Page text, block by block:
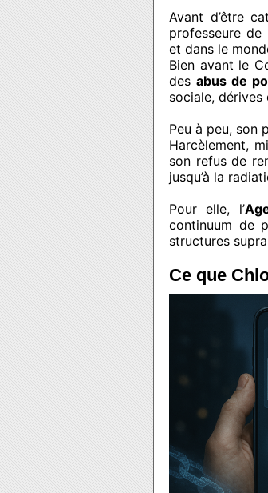
Avant d’être
professeure de
et dans le
Bien avant le
des abus de
sociale, dérives
Peu à peu, son
Harcèlement,
son refus de
jusqu’à la
Pour elle, l’
continuum de
structures
Ce que